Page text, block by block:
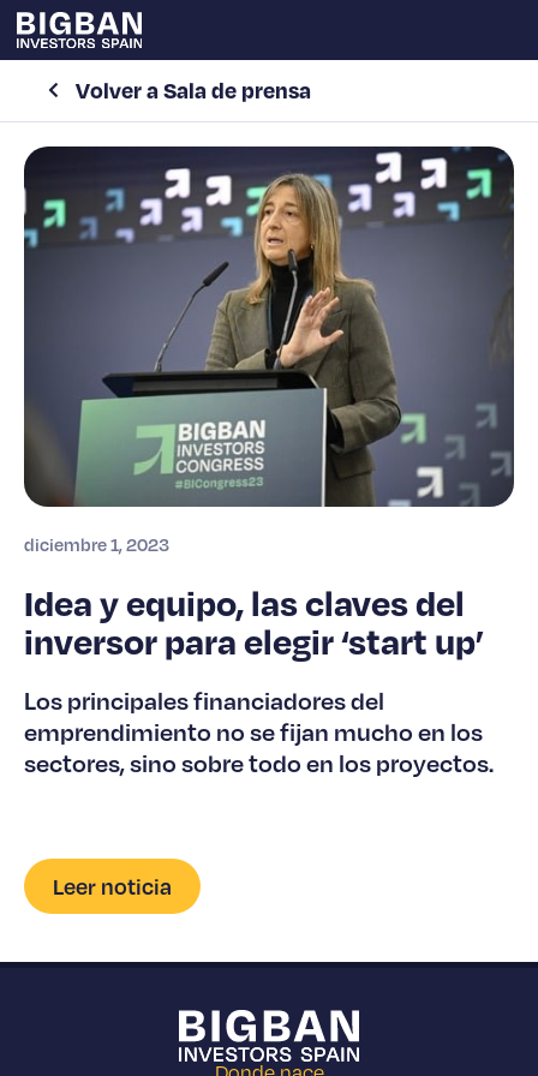
Volver a Sala de prensa
diciembre 1, 2023
Idea y equipo, las claves del
inversor para elegir ‘start up’
Los principales financiadores del
emprendimiento no se fijan mucho en los
sectores, sino sobre todo en los proyectos.
Leer noticia